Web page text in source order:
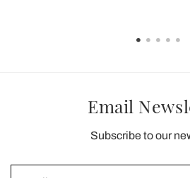
Email
Subscribe to our